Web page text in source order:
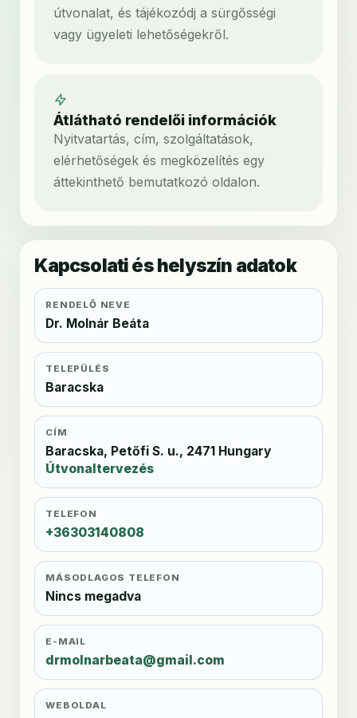
útvonalat, és tájékozódj a sürgősségi
vagy ügyeleti lehetőségekről.
Átlátható rendelői információk
Nyitvatartás, cím, szolgáltatások,
elérhetőségek és megközelítés egy
áttekinthető bemutatkozó oldalon.
Kapcsolati és helyszín adatok
RENDELŐ NEVE
Dr. Molnár Beáta
TELEPÜLÉS
Baracska
CÍM
Baracska, Petőfi S. u., 2471 Hungary
Útvonaltervezés
TELEFON
+36303140808
MÁSODLAGOS TELEFON
Nincs megadva
E-MAIL
drmolnarbeata@gmail.com
WEBOLDAL